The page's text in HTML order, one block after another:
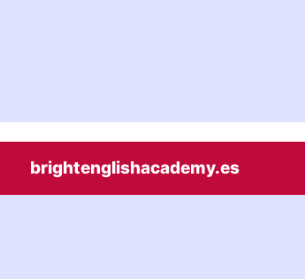
brightenglishacademy.es